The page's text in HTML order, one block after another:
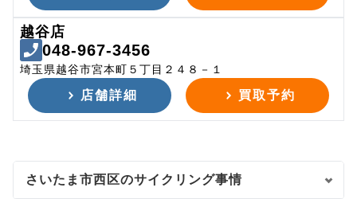
越谷店
048-967-3456
埼玉県越谷市宮本町５丁目２４８－１
店舗詳細 買取予約
さいたま市西区のサイクリング事情